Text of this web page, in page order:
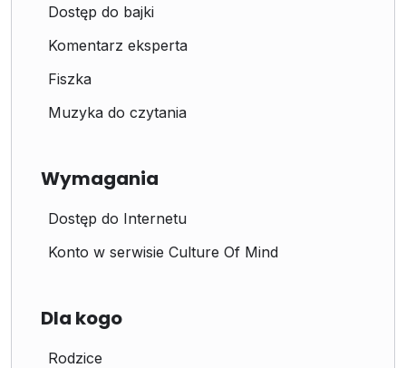
Dostęp do bajki
Komentarz eksperta
Fiszka
Muzyka do czytania
Wymagania
Dostęp do Internetu
Konto w serwisie Culture Of Mind
Dla kogo
Rodzice